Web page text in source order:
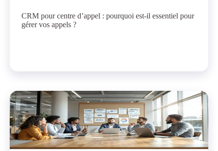
CRM pour centre d’appel : pourquoi est-il essentiel pour
gérer vos appels ?